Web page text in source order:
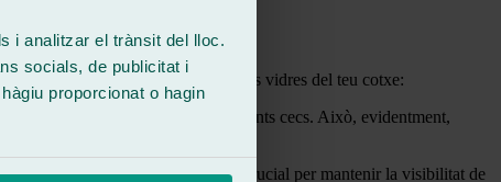
i analitzar el trànsit del lloc.
socials, de publicitat i
proporcionat o hagin
amb una alineació incorrecta dels vidres del teu cotxe:
significatius en què es generen punts cecs. Això, evidentment,
Aquests són un element crucial per mantenir la visibilitat de